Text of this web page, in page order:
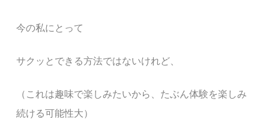
今の私にとって
サクッとできる方法ではないけれど、
（これは趣味で楽しみたいから、たぶん体験を楽しみ
続ける可能性大）